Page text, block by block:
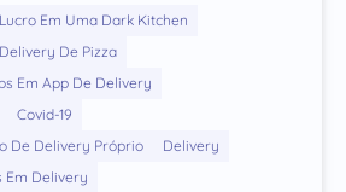
Em Uma Dark Kitchen
De Pizza
Em App De Delivery
Covid-19
De Delivery Próprio
Delivery
Em Delivery